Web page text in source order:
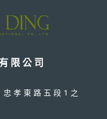
限公司
孝東路五段1之